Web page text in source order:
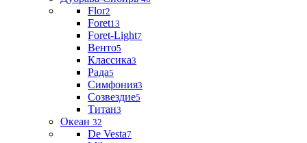
Flor2
Foret13
Foret-Light7
Венто5
Классика3
Рада5
Симфония3
Созвездие5
Титан3
Океан 32
De Vesta7